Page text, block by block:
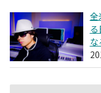
全
な